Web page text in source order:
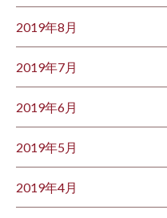
2019年8月
2019年7月
2019年6月
2019年5月
2019年4月